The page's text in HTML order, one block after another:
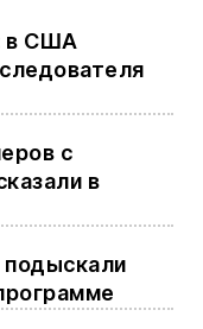
в США
с
в
подыскали